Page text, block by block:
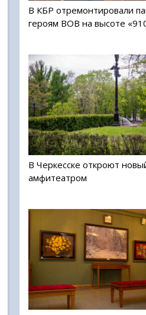
В КБР отремонтировали
героям ВОВ на высоте
В Черкесске откроют
амфитеатром